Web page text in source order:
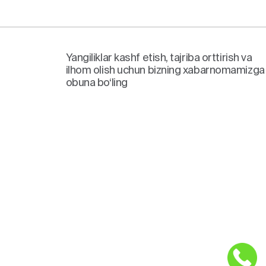
Yangiliklar kashf etish, tajriba orttirish va
ilhom olish uchun bizning xabarnomamizga
obuna bo‘ling